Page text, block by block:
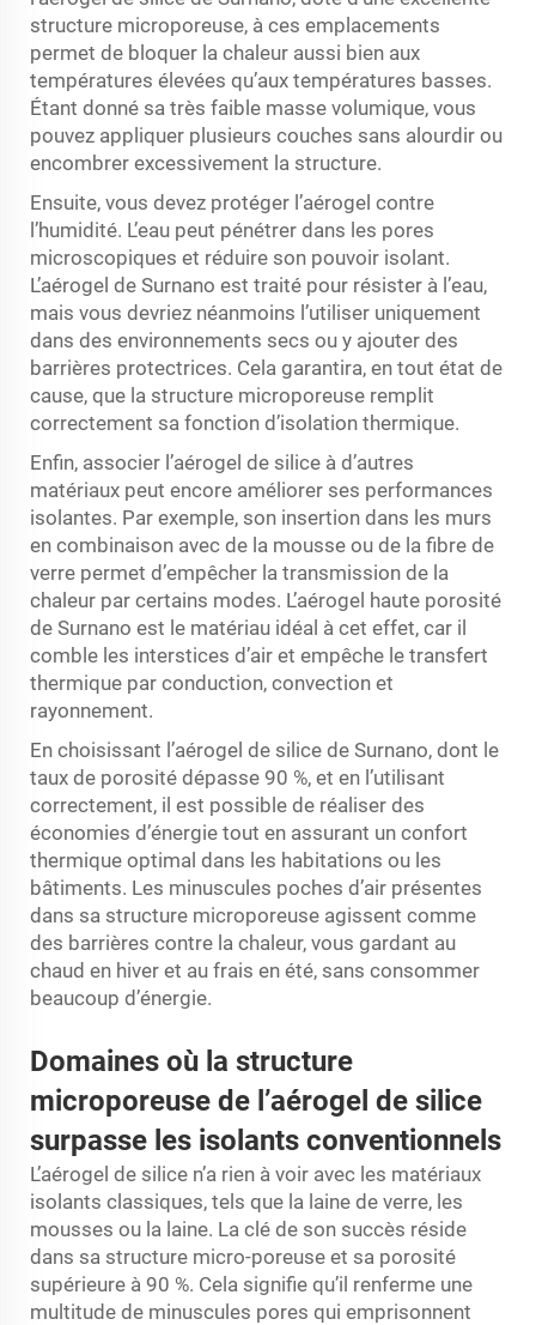
structure microporeuse, à ces emplacements
permet de bloquer la chaleur aussi bien aux
températures élevées qu’aux températures basses.
Étant donné sa très faible masse volumique, vous
pouvez appliquer plusieurs couches sans alourdir ou
encombrer excessivement la structure.
Ensuite, vous devez protéger l’aérogel contre
l’humidité. L’eau peut pénétrer dans les pores
microscopiques et réduire son pouvoir isolant.
L’aérogel de Surnano est traité pour résister à l’eau,
mais vous devriez néanmoins l’utiliser uniquement
dans des environnements secs ou y ajouter des
barrières protectrices. Cela garantira, en tout état de
cause, que la structure microporeuse remplit
correctement sa fonction d’isolation thermique.
Enfin, associer l’aérogel de silice à d’autres
matériaux peut encore améliorer ses performances
isolantes. Par exemple, son insertion dans les murs
en combinaison avec de la mousse ou de la fibre de
verre permet d’empêcher la transmission de la
chaleur par certains modes. L’aérogel haute porosité
de Surnano est le matériau idéal à cet effet, car il
comble les interstices d’air et empêche le transfert
thermique par conduction, convection et
rayonnement.
En choisissant l’aérogel de silice de Surnano, dont le
taux de porosité dépasse 90 %, et en l’utilisant
correctement, il est possible de réaliser des
économies d’énergie tout en assurant un confort
thermique optimal dans les habitations ou les
bâtiments. Les minuscules poches d’air présentes
dans sa structure microporeuse agissent comme
des barrières contre la chaleur, vous gardant au
chaud en hiver et au frais en été, sans consommer
beaucoup d’énergie.
Domaines où la structure
microporeuse de l’aérogel de silice
surpasse les isolants conventionnels
L’aérogel de silice n’a rien à voir avec les matériaux
isolants classiques, tels que la laine de verre, les
mousses ou la laine. La clé de son succès réside
dans sa structure micro-poreuse et sa porosité
supérieure à 90 %. Cela signifie qu’il renferme une
multitude de minuscules pores qui emprisonnent